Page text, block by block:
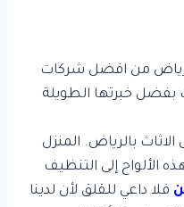
من افضل شركات
خبرتها الطويلة
بالرياض. المنزل
الألواح إلى التنظيف
فلا داعي للقلق لأن لدينا